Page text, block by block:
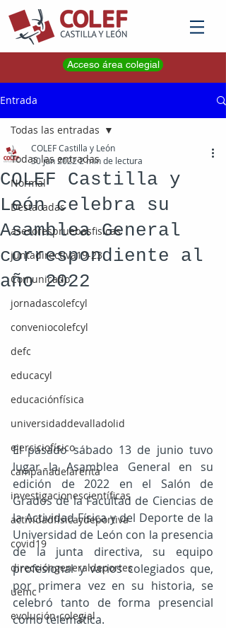
Acceso área colegial
Entrada
Todas las entradas
Normal
Destacadas
asesorespruebasfisicas
juntadirectiva19-23
Comunicado
jornadascolefcyl
conveniocolefcyl
defc
educacyl
educaciónfísica
universidaddevalladolid
ejerciciofísico
campañadelarenta
investigacionescientíficas
actividadfísicaydeportiva
covid19
direccióngeneraldeportes
uemc
evolución-colegial
Todas las entradas
COLEF Castilla y
León celebra su
Asamblea General
correspondiente al
año 2022
COLEF Castilla y León
30 jun 20222 min de lectura
El pasado sábado 13 de junio tuvo
lugar la Asamblea General en su
edición de 2022 en el Salón de
Grados de la Facultad de Ciencias de
la Actividad Física y del Deporte de la
Universidad de León con la presencia
de la junta directiva, su equipo
profesional y varios colegiados que,
por primera vez en su historia, se
celebró tanto de forma presencial
como telemática.